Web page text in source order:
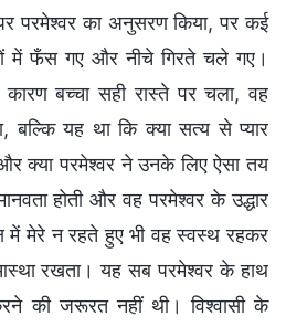
परमेश्वर का अनुसरण किया, पर कई
में फँस गए और नीचे गिरते चले गए।
बच्चा सही रास्ते पर चला, वह
बल्कि यह था कि क्या सत्य से प्यार
क्या परमेश्वर ने उनके लिए ऐसा तय
होती और वह परमेश्वर के उद्धार
में मेरे न रहते हुए भी वह स्वस्थ रहकर
रखता। यह सब परमेश्वर के हाथ
की जरूरत नहीं थी। विश्वासी के